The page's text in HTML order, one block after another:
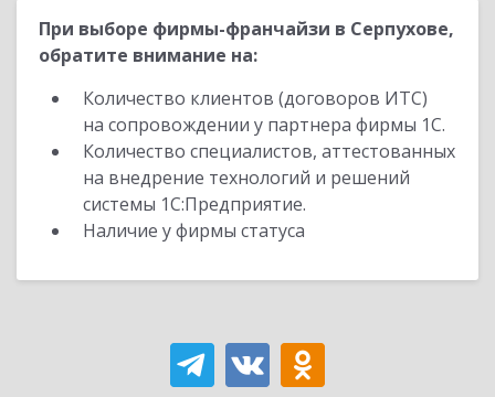
При выборе фирмы-франчайзи в Серпухове,
обратите внимание на:
Количество клиентов (договоров ИТС)
на сопровождении у партнера фирмы 1С.
Количество специалистов, аттестованных
на внедрение технологий и решений
системы 1С:Предприятие.
Наличие у фирмы статуса